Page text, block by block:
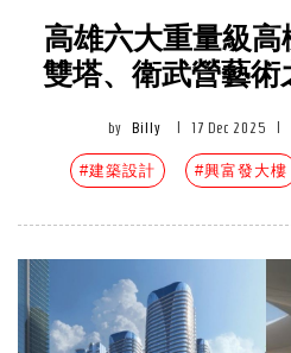
高雄六大重量級
雙塔、衛武營藝術
by Billy 17 Dec 2025
#建築設計 #興富發大樓